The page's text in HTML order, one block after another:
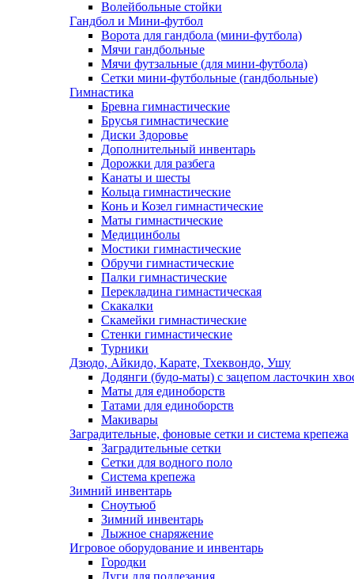
Волейбольные стойки
Гандбол и Мини-футбол
Ворота для гандбола (мини-футбола)
Мячи гандбольные
Мячи футзальные (для мини-футбола)
Сетки мини-футбольные (гандбольные)
Гимнастика
Бревна гимнастические
Брусья гимнастические
Диски Здоровье
Дополнительный инвентарь
Дорожки для разбега
Канаты и шесты
Кольца гимнастические
Конь и Козел гимнастические
Маты гимнастические
Медицинболы
Мостики гимнастические
Обручи гимнастические
Палки гимнастические
Перекладина гимнастическая
Скакалки
Скамейки гимнастические
Стенки гимнастические
Турники
Дзюдо, Айкидо, Карате, Тхеквондо, Ушу
Додянги (будо-маты) с зацепом ласточкин
Маты для единоборств
Татами для единоборств
Макивары
Заградительные, фоновые сетки и система крепежа
Заградительные сетки
Сетки для водного поло
Система крепежа
Зимний инвентарь
Сноутьюб
Зимний инвентарь
Лыжное снаряжение
Игровое оборудование и инвентарь
Городки
Дуги для подлезания